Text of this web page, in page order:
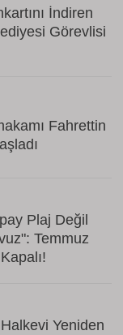
İndiren
Görevlisi
Fahrettin
Plaj Değil
Temmuz
Yeniden